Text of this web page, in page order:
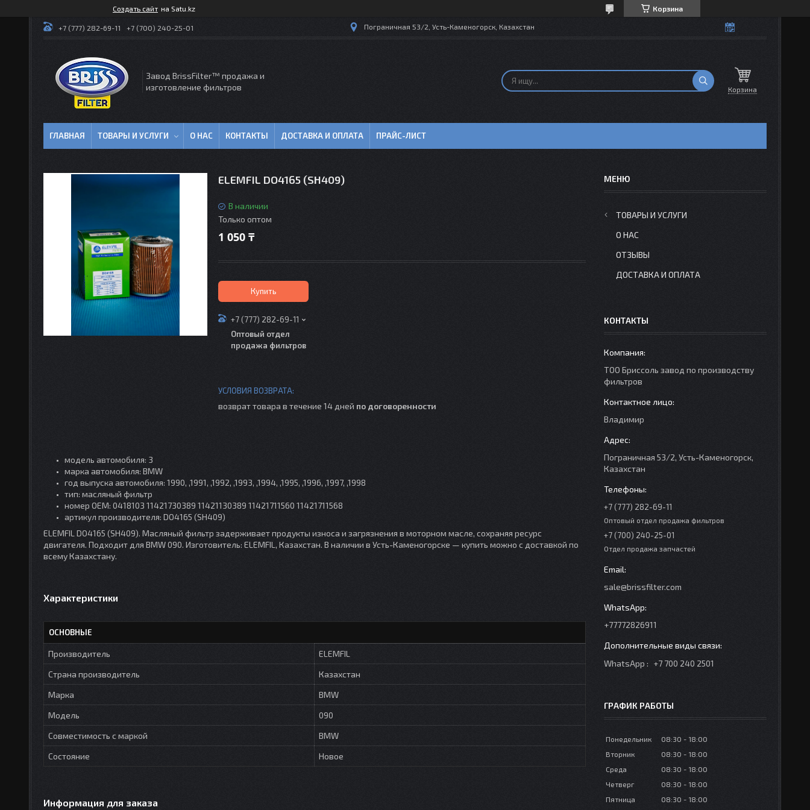
Создать сайт на Satu.kz Корзина
+7 (777) 282-69-11 +7 (700) 240-25-01 Пограничная 53/2, Усть-Каменогорск, Казахстан
Завод BrissFilter™ продажа и
изготовление фильтров
Корзина
ГЛАВНАЯ ТОВАРЫ И УСЛУГИ О НАС КОНТАКТЫ ДОСТАВКА И ОПЛАТА ПРАЙС-ЛИСТ
ELEMFIL DO4165 (SH409)
В наличии
Только оптом
1 050 ₸
Купить
+7 (777) 282-69-11
Оптовый отдел
продажа фильтров
возврат товара в течение 14 дней по договоренности
модель автомобиля: 3
марка автомобиля: BMW
год выпуска автомобиля: 1990, ,1991, ,1992, ,1993, ,1994, ,1995, ,1996, ,1997, ,1998
тип: масляный фильтр
номер OEM: 0418103 11421730389 11421130389 11421711560 11421711568
артикул производителя: DO4165 (SH409)
ELEMFIL DO4165 (SH409). Масляный фильтр задерживает продукты износа и загрязнения в моторном масле, сохраняя ресурс
двигателя. Подходит для BMW 090. Изготовитель: ELEMFIL, Казахстан. В наличии в Усть-Каменогорске — купить можно с доставкой по
всему Казахстану.
Характеристики
ОСНОВНЫЕ
Производитель
ELEMFIL
Страна производитель
Казахстан
Марка
BMW
Модель
090
Совместимость с маркой
BMW
Состояние
Новое
Информация для заказа
ТОВАРЫ И УСЛУГИ
О НАС
ОТЗЫВЫ
ДОСТАВКА И ОПЛАТА
КОНТАКТЫ
ТОО Бриссоль завод по производству
фильтров
Владимир
Пограничная 53/2, Усть-Каменогорск,
Казахстан
+7 (777) 282-69-11
Оптовый отдел продажа фильтров
+7 (700) 240-25-01
Отдел продажа запчастей
sale@brissfilter.com
+77772826911
WhatsApp +7 700 240 2501
ГРАФИК РАБОТЫ
Понедельник 08:30
18:00
Вторник
08:30
18:00
Среда
08:30
18:00
Четверг
08:30
18:00
Пятница
08:30 18:00